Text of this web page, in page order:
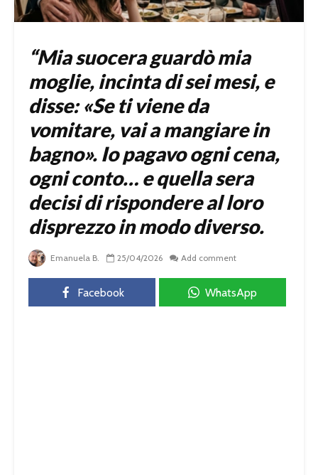
“Mia suocera guardò mia
moglie, incinta di sei mesi, e
disse: «Se ti viene da
vomitare, vai a mangiare in
bagno». Io pagavo ogni cena,
ogni conto… e quella sera
decisi di rispondere al loro
disprezzo in modo diverso.
Emanuela B. 25/04/2026 Add comment
Facebook WhatsApp